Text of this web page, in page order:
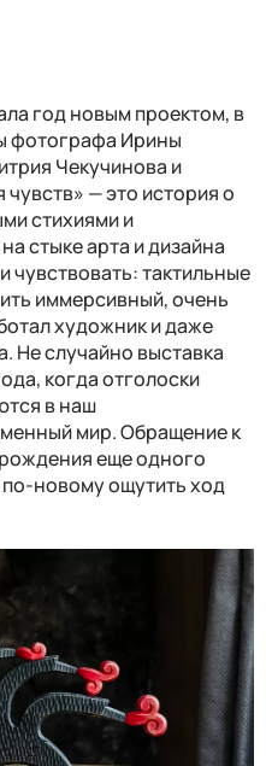
год новым проектом, в
фотографа Ирины
Чекучинова и
— это история о
стихиями и
стыке арта и дизайна
чувствовать: тактильные
иммерсивный, очень
художник и даже
Не случайно выставка
когда отголоски
в наш
мир. Обращение к
еще одного
по-новому ощутить ход